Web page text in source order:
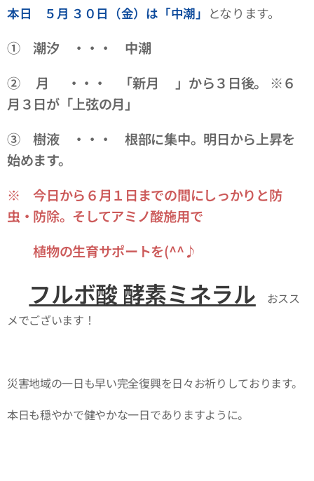
本日 ５ 月 ３０日（金）は「中潮」 となります。
① 潮汐 ・・・ 中潮
② 月 ・・・ 「新月🌑」から３日後。 ※６
月３日が「上弦の月」
③ 樹液 ・・・ 根部に集中。明日から上昇を
始めます。
※ 今日から６月１日までの間にしっかりと防
虫・防除。そしてアミノ酸施用で
植物の生育サポートを(^^♪
フルボ酸 酵素ミネラル おスス
メでございます！
災害地域の一日も早い完全復興を日々お祈りしております。
本日も穏やかで健やかな一日でありますように。